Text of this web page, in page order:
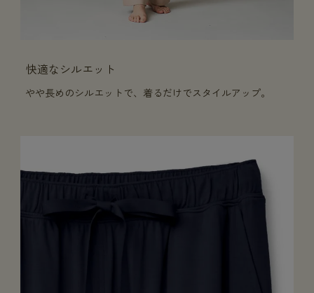
快適なシルエット
やや長めのシルエットで、着るだけでスタイルアップ。